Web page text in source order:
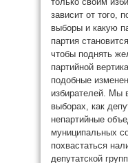
зависит от того,
выборы и какую
партия
чтобы поднять
партийной
подобные
избирателей. Мы
выборах, как
непартийные
муниципальных
похвастаться
депутатской